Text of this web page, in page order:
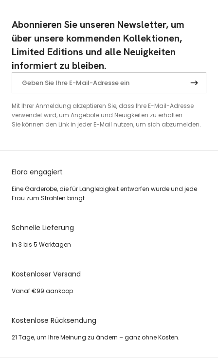
Abonnieren Sie unseren Newsletter, um
über unsere kommenden Kollektionen,
Limited Editions und alle Neuigkeiten
informiert zu bleiben.
Mit Ihrer Anmeldung akzeptieren Sie, dass Ihre E-Mail-Adresse
verwendet wird, um Angebote und Neuigkeiten zu erhalten.
Sie können den Link in jeder E-Mail nutzen, um sich abzumelden.
Elora engagiert
Eine Garderobe, die für Langlebigkeit entworfen wurde und jede
Frau zum Strahlen bringt.
Schnelle Lieferung
in 3 bis 5 Werktagen
Kostenloser Versand
Vanaf €99 aankoop
Kostenlose Rücksendung
21 Tage, um Ihre Meinung zu ändern – ganz ohne Kosten.